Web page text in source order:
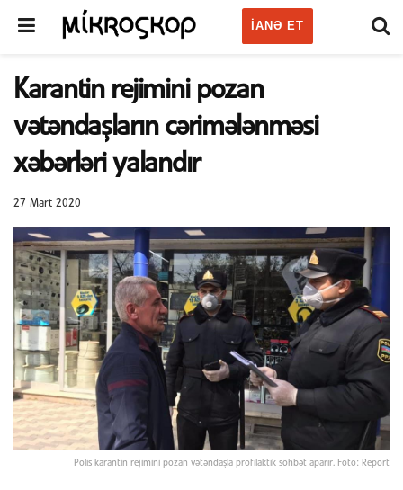
IANƏ ET
Karantin rejimini pozan
vətəndaşların cərimələnməsi
xəbərləri yalandır
27 Mart 2020
Polis karantin rejimini pozan vətəndaşla profilaktik söhbət aparır. Foto: Report